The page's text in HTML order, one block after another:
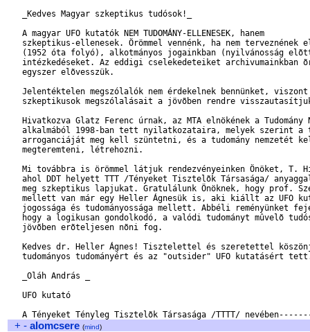
   _Kedves Magyar szkeptikus tudósok!_
   A magyar UFO kutatók NEM TUDOMÁNY-ELLENESEK, hanem
szkeptikus-ellenesek. Örömmel vennénk, ha nem terveznének
(1952 óta folyó), alkotmányos jogainkban (nyilvánosság
intézkedéseket. Az eddigi cselekedeteiket archivumainkban
   egyszer elõvesszük.
Jelentéktelen megszólalók nem érdekelnek bennünket,
szkeptikusok megszólalásait a jövõben rendre
Hivatkozva Glatz Ferenc úrnak, az MTA elnökének a Tudomány
alkalmából 1998-ban tett nyilatkozataira, melyek szerint a
arroganciáját meg kell szüntetni, és a tudomány nemzetét
   megteremteni, létrehozni.
Mi továbbra is örömmel látjuk rendezvényeinken Önöket, T.
ahol DDT helyett TTT /Tényeket Tisztelõk Társasága/
meg szkeptikus lapjukat. Gratulálunk Önöknek, hogy prof.
mellett van már egy Heller Ágnesük is, aki kiállt az UFO
jogossága és tudományossága mellett. Abbéli reményünket
hogy a logikusan gondolkodó, a valódi tudományt mûvelõ
   jövõben erõteljesen nõni fog.
Kedves dr. Heller Ágnes! Tisztelettel és szeretettel
tudományos tudományért és az "outsider" UFO kutatásért
   _Oláh András _
   UFO kutató
+ - alomcsere (mind)